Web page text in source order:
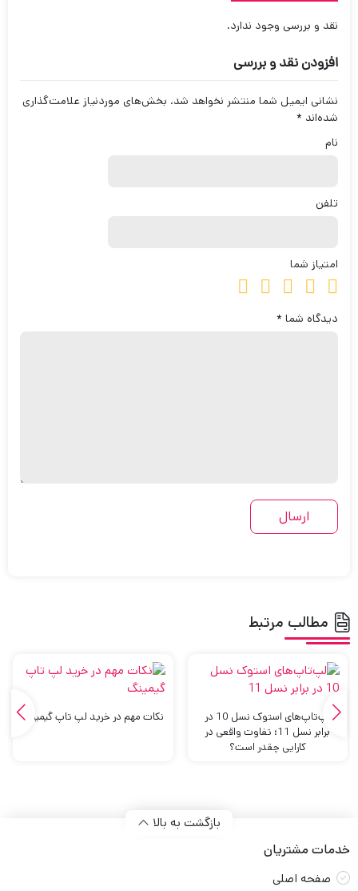
نقد و بررسی وجود ندارد.
افزودن نقد و بررسی
نشانی ایمیل شما منتشر نخواهد شد. بخش‌های موردنیاز علامت‌گذاری
شده‌اند *
نام
تلفن
امتیاز شما
دیدگاه شما *
مطالب مرتبط
لپ‌تاپ‌های استوک نسل 10 در
برابر نسل 11؛ تفاوت واقعی در
کارایی چقدر است؟
نکات مهم در خرید لپ تاپ گیمینگ
بازگشت به بالا
خدمات مشتریان
صفحه اصلی